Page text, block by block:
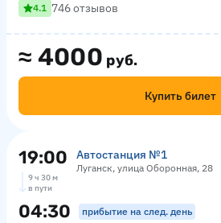
≈ 4000 руб.
Купить билет
4.1 746 отзывов
19:00 Автостанция №1
Луганск, улица Оборонная, 28
9 ч 30 м
в пути
04:30 прибытие на след. день